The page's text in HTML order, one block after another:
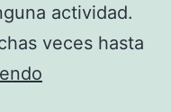
actividad.
veces hasta